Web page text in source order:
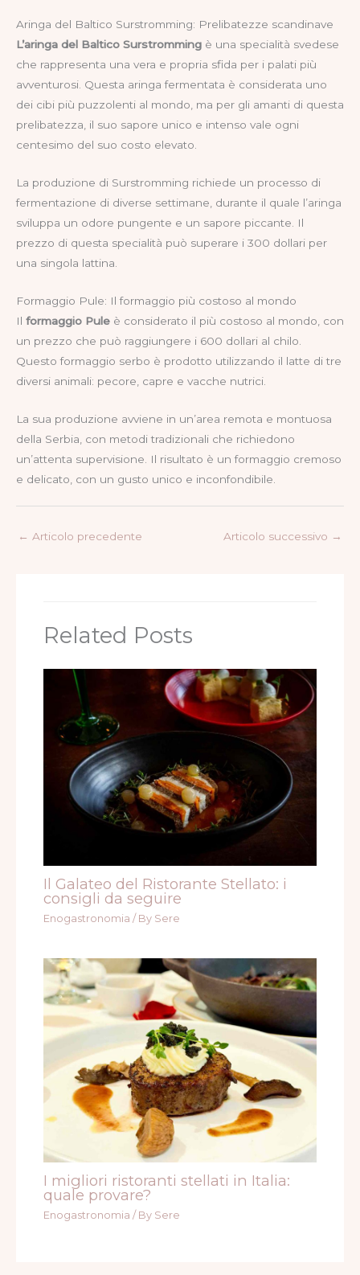
Aringa del Baltico Surstromming: Prelibatezze scandinave
L’aringa del Baltico Surstromming è una specialità svedese
che rappresenta una vera e propria sfida per i palati più
avventurosi. Questa aringa fermentata è considerata uno
dei cibi più puzzolenti al mondo, ma per gli amanti di questa
prelibatezza, il suo sapore unico e intenso vale ogni
centesimo del suo costo elevato.
La produzione di Surstromming richiede un processo di
fermentazione di diverse settimane, durante il quale l’aringa
sviluppa un odore pungente e un sapore piccante. Il
prezzo di questa specialità può superare i 300 dollari per
una singola lattina.
Formaggio Pule: Il formaggio più costoso al mondo
Il formaggio Pule è considerato il più costoso al mondo, con
un prezzo che può raggiungere i 600 dollari al chilo.
Questo formaggio serbo è prodotto utilizzando il latte di tre
diversi animali: pecore, capre e vacche nutrici.
La sua produzione avviene in un’area remota e montuosa
della Serbia, con metodi tradizionali che richiedono
un’attenta supervisione. Il risultato è un formaggio cremoso
e delicato, con un gusto unico e inconfondibile.
← Articolo precedente Articolo successivo →
Related Posts
Il Galateo del Ristorante Stellato: i
consigli da seguire
Enogastronomia / By Sere
I migliori ristoranti stellati in Italia:
quale provare?
Enogastronomia / By Sere